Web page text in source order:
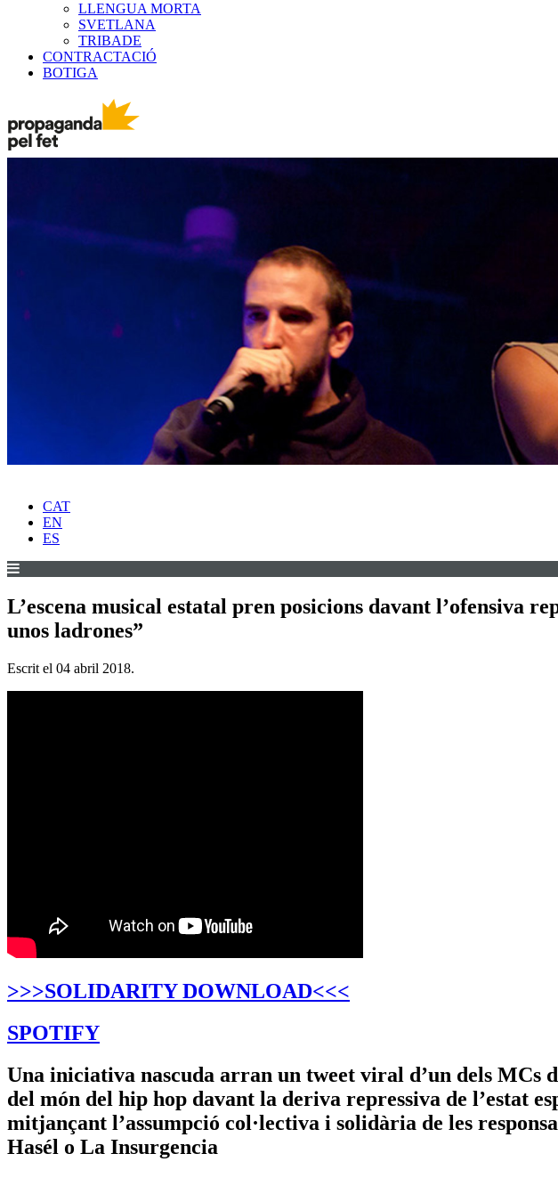
LLENGUA MORTA
SVETLANA
TRIBADE
CONTRACTACIÓ
BOTIGA
CAT
EN
ES
L’escena musical estatal pren posicions davant l’ofensiva
unos ladrones”
Escrit el 04 abril 2018.
>>>SOLIDARITY DOWNLOAD<<<
SPOTIFY
Una iniciativa nascuda arran un tweet viral d’un dels MCs
del món del hip hop davant la deriva repressiva de l’estat
mitjançant l’assumpció col·lectiva i solidària de les
Hasél o La Insurgencia